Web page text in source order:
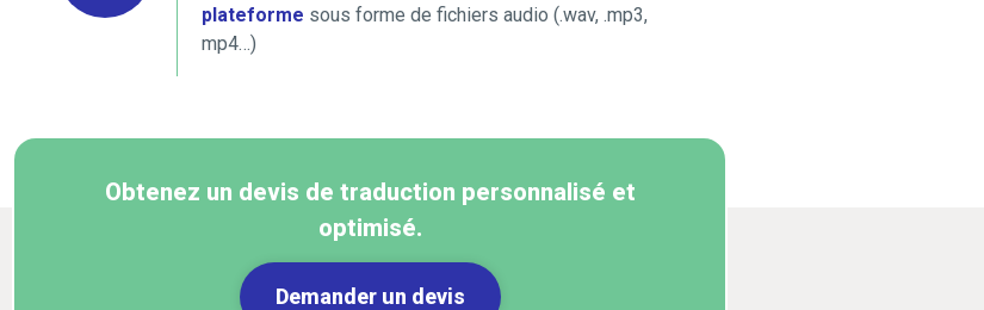
plateforme sous forme de fichiers audio (.wav, .mp3,
mp4…)
Obtenez un devis de traduction personnalisé et
optimisé.
Demander un devis